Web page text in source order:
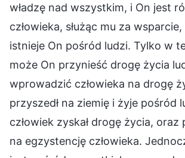
władzę nad wszystkim, i On jest
człowieka, służąc mu za
istnieje On pośród ludzi. Tylko w
może On przynieść drogę życia
wprowadzić człowieka na drogę
przyszedł na ziemię i żyje pośród
człowiek zyskał drogę życia,
na egzystencję człowieka.